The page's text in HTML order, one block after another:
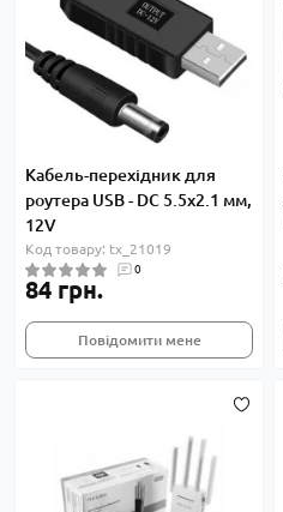
Кабель-перехідник для
роутера USB - DC 5.5x2.1 мм,
12V
Код товару: tx_21019
0
84 грн.
Повідомити мене